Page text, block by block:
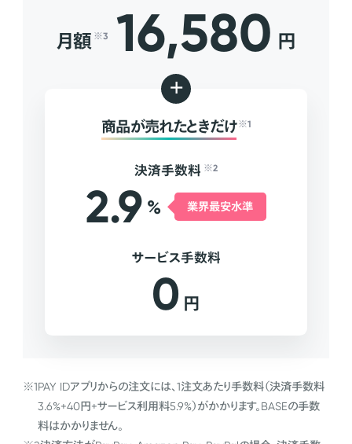
月額 ※3 16,580 円
+
商品が売れたときだけ ※1
決済手数料 ※2
2.9 % 業界最安水準
サービス手数料
0 円
※1PAY IDアプリからの注文には、1注文あたり手数料（決済手数料
3.6%+40円+サービス利用料5.9%）がかかります。BASEの手数
料はかかりません。